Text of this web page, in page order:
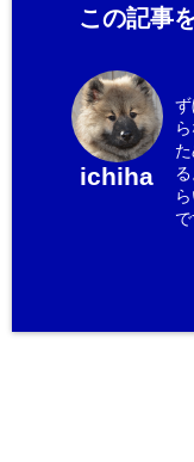
この記事
ichiha